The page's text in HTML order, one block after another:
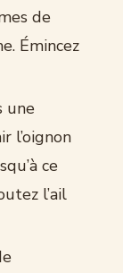
de
Émincez
une
l’oignon
ce
l’ail